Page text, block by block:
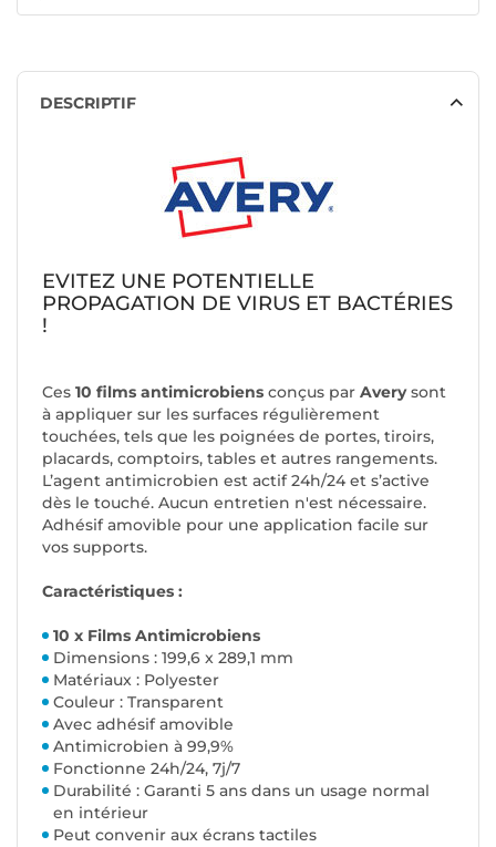
DESCRIPTIF
EVITEZ UNE POTENTIELLE
PROPAGATION DE VIRUS ET BACTÉRIES
!
Ces 10 films antimicrobiens conçus par Averysont
à appliquer sur les surfaces régulièrement
touchées, tels que les poignées de portes, tiroirs,
placards, comptoirs, tables et autres rangements.
L’agent antimicrobien est actif 24h/24 et s’active
dès le touché. Aucun entretien n'est nécessaire.
Adhésif amovible pour une application facile sur
vos supports.
Caractéristiques :
10 x Films Antimicrobiens
Dimensions : 199,6 x 289,1 mm
Matériaux : Polyester
Couleur : Transparent
Avec adhésif amovible
Antimicrobien à 99,9%
Fonctionne 24h/24, 7j/7
Durabilité : Garanti 5 ans dans un usage normal
en intérieur
Peut convenir aux écrans tactiles